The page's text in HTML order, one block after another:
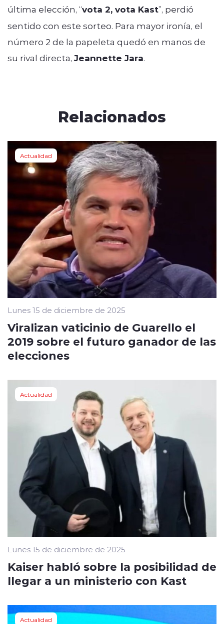
última elección, “vota 2, vota Kast”, perdió
sentido con este sorteo. Para mayor ironía, el
número 2 de la papeleta quedó en manos de
su rival directa, Jeannette Jara.
Relacionados
Actualidad
Lunes 15 de diciembre de 2025
Viralizan vaticinio de Guarello el
2019 sobre el futuro ganador de las
elecciones
Actualidad
Lunes 15 de diciembre de 2025
Kaiser habló sobre la posibilidad de
llegar a un ministerio con Kast
Actualidad